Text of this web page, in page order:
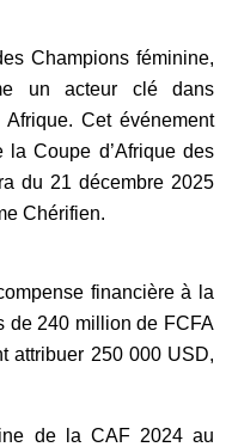
Champions féminine,
un acteur clé dans
Cet événement
Coupe d’Afrique des
du 21 décembre 2025
Chérifien.
financière à la
de 240 million de FCFA
attribuer 250 000 USD,
de la CAF 2024 au